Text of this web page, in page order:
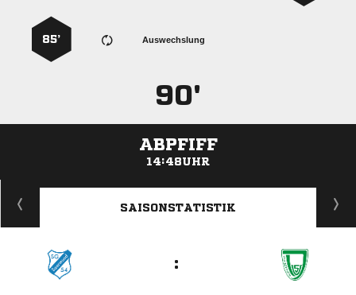
Auswechslung
85’
90'
ABPFIFF
14:48UHR
ANZEIGE
SAISONSTATISTIK
: